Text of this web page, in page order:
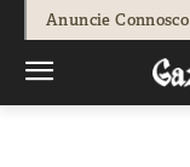
Anuncie Connosco
Pedro Antunes -